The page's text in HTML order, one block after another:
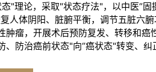
"理论，采取"状态疗法"，以中医“
人体阴阳、脏腑平衡，调节五脏六
肿瘤，开展术后预防复发、转移和
、防治癌前状态"向“癌状态"转变、